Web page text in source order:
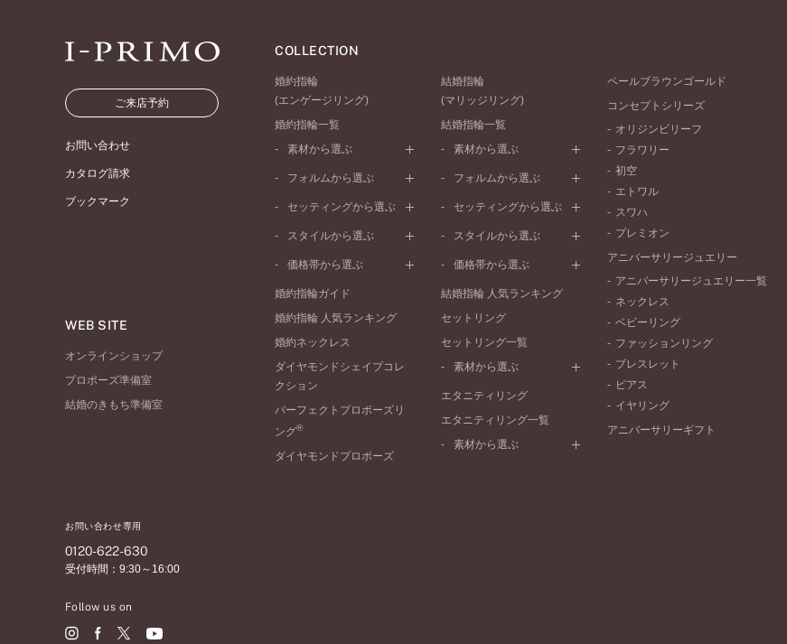
ご来店予約
お問い合わせ
カタログ請求
ブックマーク
WEB SITE
オンラインショップ
プロポーズ準備室
結婚のきもち準備室
お問い合わせ専用
0120-622-630
受付時間：9:30～16:00
Follow us on
COLLECTION
婚約指輪
(エンゲージリング)
婚約指輪一覧
素材から選ぶ
プラチナ
ピンクゴールド
ペールブラウンゴールド
フォルムから選ぶ
ストレートライン
V字ライン
セッティングから選ぶ
ソリテール
ダブルサイドメレ
ラインメレ
スタイルから選ぶ
シンプル
モード
エレガント
ゴージャス
価格帯から選ぶ
50万円台～
20万円台～
10万円台～
婚約指輪ガイド
婚約指輪 人気ランキング
婚約ネックレス
ダイヤモンドシェイプコレ
クション
パーフェクトプロポーズリ
ング®
ダイヤモンドプロポーズ
結婚指輪
(マリッジリング)
結婚指輪一覧
素材から選ぶ
プラチナ
ピンクゴールド
ペールブラウンゴールド
フォルムから選ぶ
ストレートライン
V字ライン
セッティングから選ぶ
プレーン
セベラルメレ
ラインメレ
スタイルから選ぶ
シンプル
モード
エレガント
ゴージャス
価格帯から選ぶ
50万円～
20万円～30万円
10万円～20万円
結婚指輪 人気ランキング
セットリング
セットリング一覧
素材から選ぶ
プラチナ
ペールブラウンゴールド
エタニティリング
エタニティリング一覧
素材から選ぶ
ペールブラウンゴールド
コンセプトシリーズ
オリジンビリーフ
フラワリー
初空
エトワル
スワハ
プレミオン
アニバーサリージュエリー
アニバーサリージュエリー一覧
ネックレス
ベビーリング
ファッションリング
ブレスレット
ピアス
イヤリング
アニバーサリーギフト